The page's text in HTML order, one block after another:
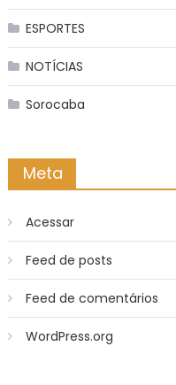
ESPORTES
NOTÍCIAS
Sorocaba
Meta
Acessar
Feed de posts
Feed de comentários
WordPress.org